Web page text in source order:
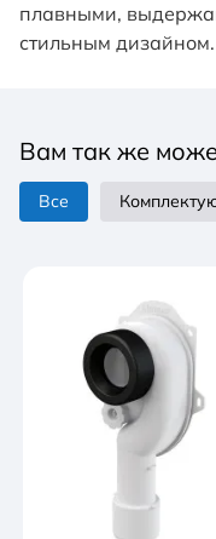
плавными,
стильным дизайном.
Вам так же
Все